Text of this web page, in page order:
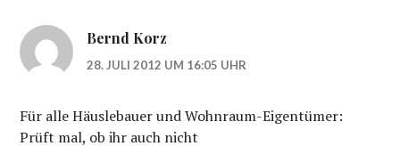
Bernd Korz
28. JULI 2012 UM 16:05 UHR
Für alle Häuslebauer und Wohnraum-Eigentümer:
Prüft mal, ob ihr auch nicht